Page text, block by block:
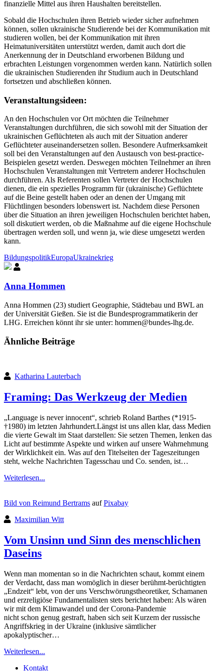
finanzielle Mittel aus ihren Haushalten bereitstellen.
Sobald die Hochschulen ihren Betrieb wieder sicher aufnehmen
können, sollen ukrainische Studierende bei der Kommunikation mit
studieren wollen, bei der Kommunikation mit ihren
Heimatuniversitäten unterstützt werden, damit auch dort die
Anerkennung der in Deutschland erworbenen Bildung und
erbrachten Leistungen vorgenommen werden kann. Natürlich sollen
die ukrainischen Studierenden ihr Studium auch in Deutschland
fortsetzen und abschließen können.
Veranstaltungsideen:
An den Hochschulen vor Ort möchten die Teilnehmer
Veranstaltungen durchführen, die sich sowohl mit der Situation der
ukrainischen Geflüchteten als auch mit der Situation anderer
Geflüchteter auseinandersetzen sollen. Besondere Aufmerksamkeit
soll bei den Veranstaltungen auf den Austausch von best-practice-
Beispielen gesetzt werden. Deswegen möchten Teilnehmer an ihren
Hochschulen Veranstaltungen mit Vertretern anderer Hochschulen
durchführen. Als Referenten sollen Vertreter der Hochschulen
dienen, die ein spezielles Programm für (ukrainische) Geflüchtete
auf die Beine gestellt haben oder an denen der Umgang mit
Flüchtlingen besonders lobenswert ist. Nachdem diese Personen
über die Situation an ihren jeweiligen Hochschulen berichtet haben,
soll diskutiert werden, ob die Maßnahme auf die eigene Hochschule
übertragen werden soll, und wenn ja, wie diese umgesetzt werden
kann.
BildungspolitikEuropaUkrainekrieg
Anna Hommen
Anna Hommen (23) studiert Geographie, Städtebau und BWL an
der Universität Gießen. Sie ist die Bundesprogrammatikerin der
LHG. Erreichen könnt ihr sie unter: hommen@bundes-lhg.de.
Ähnliche Beiträge
Katharina Lauterbach
Framing: Das Werkzeug der Medien
„Language is never innocent“, schrieb Roland Barthes (*1915-
†1980) im letzten Jahrhundert.Längst ist uns allen klar, dass Medien
die vierte Gewalt im Staat darstellen: Sie setzen Themen, lenken das
Licht auf bestimmte Aspekte und wirken auf unsere Wahrnehmung
der Wirklichkeit ein. Was auf den Titelseiten der Tageszeitungen
steht, welche Nachrichten Tagesschau und Co. senden, ist…
Weiterlesen...
Bild von Reimund Bertrams aufPixabay
Maximilian Witt
Vom Unsinn und Sinn des menschlichen
Daseins
Wenn man momentan so in die Nachrichten schaut, kommt einem
der Verdacht, dass man womöglich in dieser berühmt-berüchtigten
„Endzeit“ lebt, von der uns Verschwörungstheoretiker, Schamanen
und erzreligiöse Fundamentalisten stets berichtet haben: Als wären
wir mit dem Klimawandel und der Corona-Pandemie
nicht schon genug gestraft, haben sich seit Kurzem der russische
Angriffskrieg in der Ukraine (inklusive sämtlicher
apokalyptischer…
Weiterlesen...
Kontakt